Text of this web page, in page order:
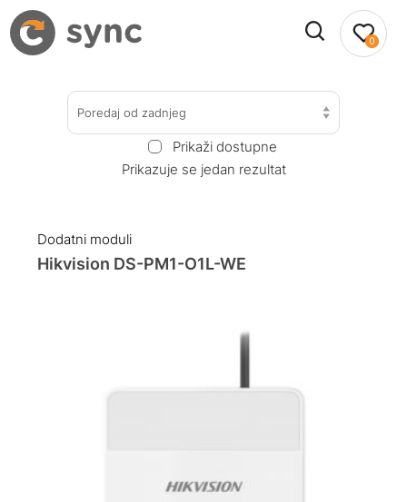
0
Poredaj od zadnjeg
Prikaži dostupne
Prikazuje se jedan rezultat
Dodatni moduli
Hikvision DS-PM1-O1L-WE